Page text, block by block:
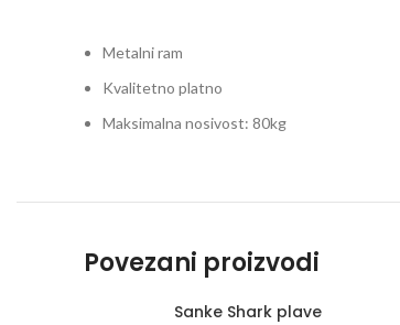
Metalni ram
Kvalitetno platno
Maksimalna nosivost: 80kg
Povezani proizvodi
Sanke Shark plave